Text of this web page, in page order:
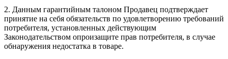
2. Данным гарантийным талоном Продавец подтверждает
принятие на себя обязательств по удовлетворению требований
потребителя, установленных действующим
Законодательством опроизащите прав потребителя, в случае
обнаружения недостатка в товаре.